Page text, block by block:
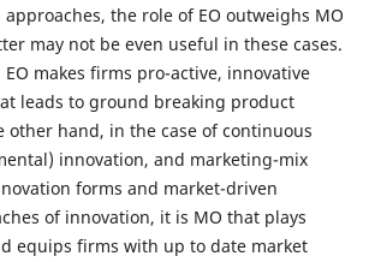
the role of EO outweighs MO
may not be even useful in these cases.
makes firms pro-active, innovative
leads to ground breaking product
other hand, in the case of continuous
innovation, and marketing-mix
forms and market-driven
of innovation, it is MO that plays
equips firms with up to date market